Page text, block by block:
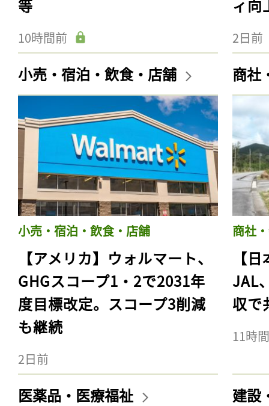
等
10時間前
ィ向
2日前
小売・宿泊・飲食・店舗
小売・宿泊・飲食・店舗
【アメリカ】ウォルマート、
GHGスコープ1・2で2031年
度目標改定。スコープ3削減
も継続
2日前
商社
商社
【
JAL
収で
11時
医薬品・医療福祉 建設